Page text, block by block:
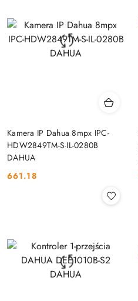
Kamera IP Dahua 8mpx IPC-
HDW2849TM-S-IL-0280B
DAHUA
Cena:
661.18